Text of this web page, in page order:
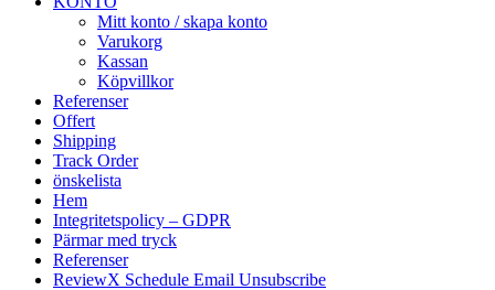
Mitt konto / skapa konto
Varukorg
Kassan
Köpvillkor
Referenser
Offert
Shipping
Track Order
önskelista
Hem
Integritetspolicy – GDPR
Pärmar med tryck
Referenser
ReviewX Schedule Email Unsubscribe